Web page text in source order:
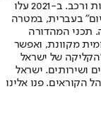
כלכלה וצרכנות, בריאות, חיילים, אוכל, יהדות, תיירות ורכב. ב-2021 עלו
בעברית, במטרה
תכני המהדורה
מקוונת, ואפשר
של ישראל
ושירותים. ישראל
הקוראים. פנו אלינו